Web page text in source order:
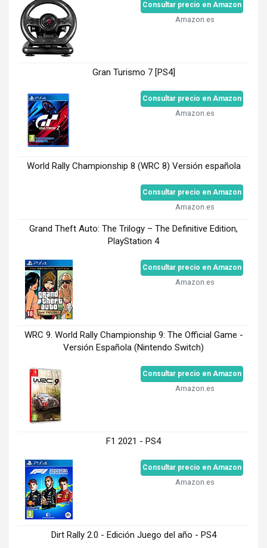
Consultar precio en Amazon
Amazon.es
Gran Turismo 7 [PS4]
Consultar precio en Amazon
Amazon.es
World Rally Championship 8 (WRC 8) Versión española
Consultar precio en Amazon
Amazon.es
Grand Theft Auto: The Trilogy – The Definitive Edition,
PlayStation 4
Consultar precio en Amazon
Amazon.es
WRC 9. World Rally Championship 9: The Official Game -
Versión Española (Nintendo Switch)
Consultar precio en Amazon
Amazon.es
F1 2021 - PS4
Consultar precio en Amazon
Amazon.es
Dirt Rally 2.0 - Edición Juego del año - PS4